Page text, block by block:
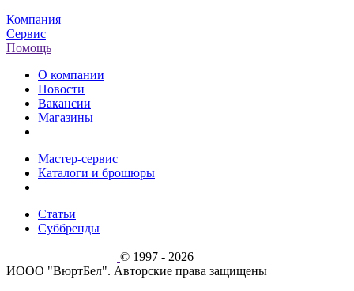
Компания
Сервис
Помощь
О компании
Новости
Вакансии
Магазины
Мастер-сервис
Каталоги и брошюры
Статьи
Суббренды
© 1997 - 2026
ИООО "ВюртБел". Авторские права защищены